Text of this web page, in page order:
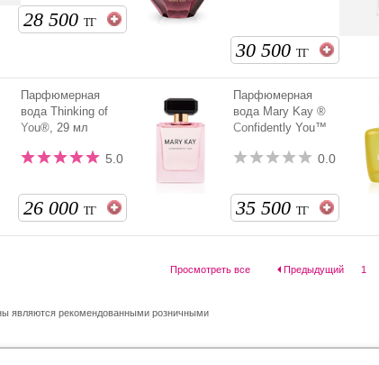
28 500 ТГ
30 500 ТГ
Парфюмерная
вода Thinking of
You®, 29 мл
5.0
26 000 ТГ
Парфюмерная
вода Mary Kay ®
Confidently You™
0.0
35 500 ТГ
Просмотреть все Предыдущий 1
являются рекомендованными розничными